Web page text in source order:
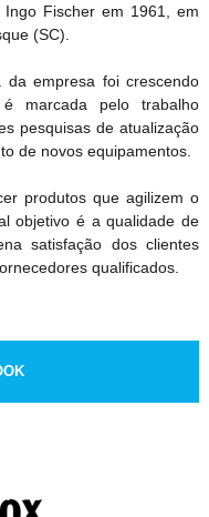
Fischer em 1961, em
(SC).
empresa foi crescendo
marcada pelo trabalho
pesquisas de atualização
de novos equipamentos.
produtos que agilizem o
objetivo é a qualidade de
satisfação dos clientes
qualificados.
LOJAS